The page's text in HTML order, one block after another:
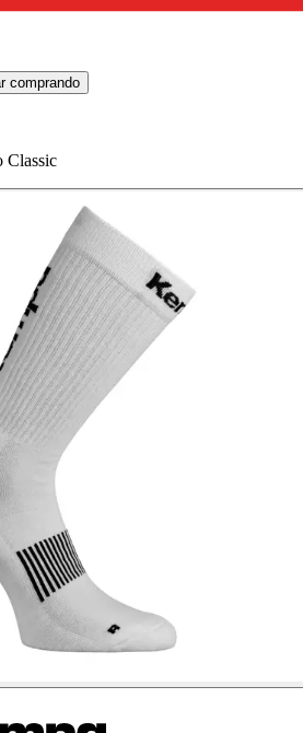
comprando
Classic